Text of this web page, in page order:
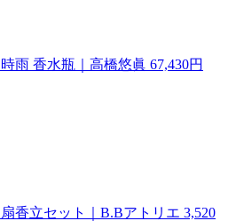
時雨 香水瓶｜高橋悠眞 67,430円
扇香立セット｜B.Bアトリエ 3,520